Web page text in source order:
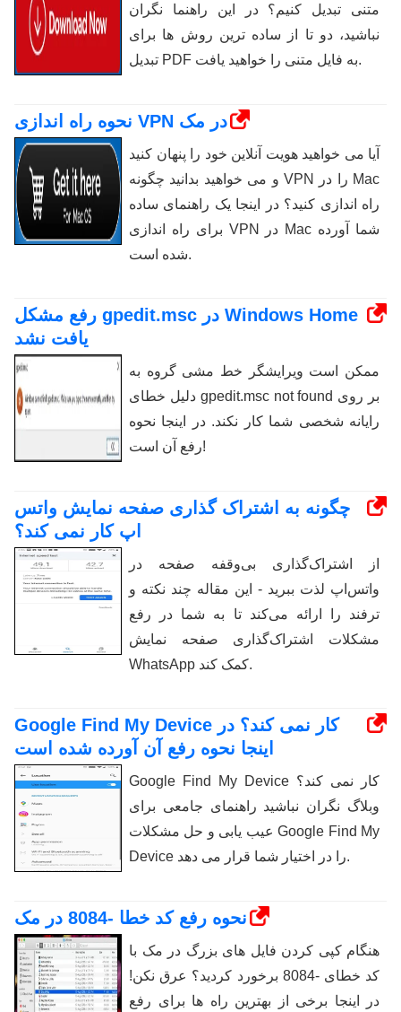
متنی تبدیل کنیم؟ در این راهنما نگران
نباشید، دو تا از ساده ترین روش ها برای
تبدیل PDF به فایل متنی را خواهید یافت.
نحوه راه اندازی VPN در مک
آیا می خواهید هویت آنلاین خود را پنهان کنید
و می خواهید بدانید چگونه VPN را در Mac
راه اندازی کنید؟ در اینجا یک راهنمای ساده
برای راه اندازی VPN در Mac شما آورده
شده است.
رفع مشکل gpedit.msc در Windows Home
یافت نشد
ممکن است ویرایشگر خط مشی گروه به
دلیل خطای gpedit.msc not found بر روی
رایانه شخصی شما کار نکند. در اینجا نحوه
رفع آن است!
چگونه به اشتراک گذاری صفحه نمایش واتس
اپ کار نمی کند؟
از اشتراک‌گذاری بی‌وقفه صفحه در
واتس‌اپ لذت ببرید - این مقاله چند نکته و
ترفند را ارائه می‌کند تا به شما در رفع
مشکلات اشتراک‌گذاری صفحه نمایش
WhatsApp کمک کند.
Google Find My Device کار نمی کند؟ در
اینجا نحوه رفع آن آورده شده است
Google Find My Device کار نمی کند؟
وبلاگ نگران نباشید راهنمای جامعی برای
عیب یابی و حل مشکلات Google Find My
Device را در اختیار شما قرار می دهد.
نحوه رفع کد خطا -8084 در مک
هنگام کپی کردن فایل های بزرگ در مک با
کد خطای -8084 برخورد کردید؟ عرق نکن!
در اینجا برخی از بهترین راه ها برای رفع